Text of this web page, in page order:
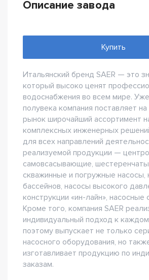
Описание завода
Купить
Итальянский бренд SAER — это
который высоко ценят
водоснабжения во всем мире.
полувека компания поставляет
рынок широчайший ассортимент
комплексных инженерных
для всех направлений
реализуемой продукции —
самовсасывающие,
скважинные и погружные насосы,
бассейнов, насосы высокого
конструкции «ин-лайн», насосные
Кроме того, компания SAER
индивидуальный подход к
поэтому выпускает не только
насосного оборудования, но
изготавливает продукцию по
заказам.